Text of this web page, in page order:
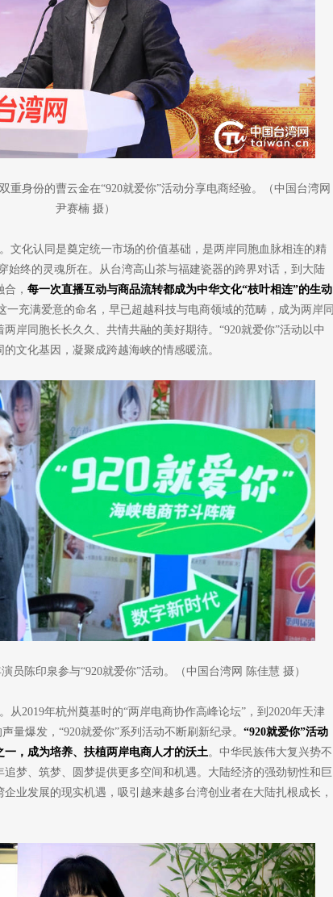
重身份的曹云金在“920就爱你”活动分享电商经验。（中国台湾网
尹赛楠 摄）
。文化认同是奠定统一市场的价值基础，是两岸同胞血脉相连的精
始终的灵魂所在。从台湾高山茶与福建瓷器的跨界对话，到大陆
， 每一次直播互动与商品流转都成为中华文化“枝叶相连”的生动
一充满爱意的命名，早已超越科技与电商领域的范畴，成为两岸同
岸同胞长长久久、共情共融的美好期待。“920就爱你”活动以中
文化基因，凝聚成跨越海峡的情感暖流。
员陈印泉参与“920就爱你”活动。（中国台湾网 陈佳慧 摄）
。从2019年杭州奠基时的“两岸电商协作高峰论坛”，到2020年天津
量爆发，“920就爱你”系列活动不断刷新纪录。 “920就爱你”活动
，成为培养、扶植两岸电商人才的沃土。中华民族伟大复兴势不
梦、筑梦、圆梦提供更多空间和机遇。大陆经济的强劲韧性和巨
业发展的现实机遇，吸引越来越多台湾创业者在大陆扎根成长，